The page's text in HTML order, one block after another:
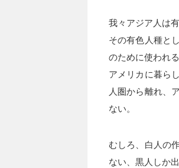
我々アジア人は
その有色人種と
のために使われ
アメリカに暮ら
人圏から離れ、
ない。
むしろ、白人の
ない、黒人しか